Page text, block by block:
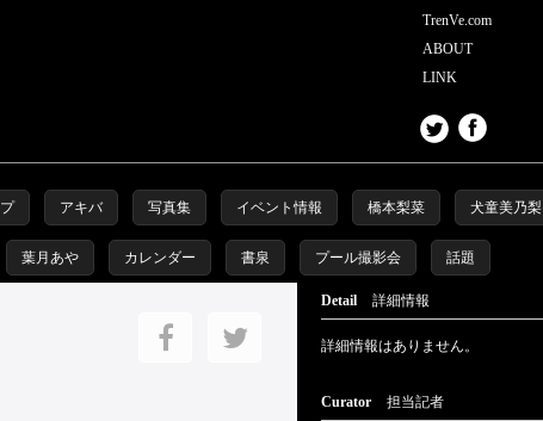
TrenVe.com
ABOUT
LINK
アキバ 写真集 イベント情報 橋本梨菜 犬童美乃梨
葉月あや カレンダー 書泉 プール撮影会 話題
Detail 詳細情報
詳細情報はありません。
Curator 担当記者